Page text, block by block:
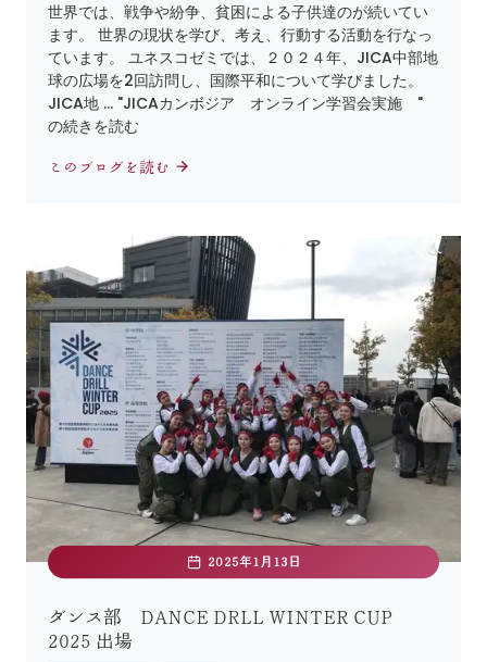
世界では、戦争や紛争、貧困による子供達のが続いてい
ます。 世界の現状を学び、考え、行動する活動を行なっ
ています。 ユネスコゼミでは、２０２４年、JICA中部地
球の広場を2回訪問し、国際平和について学びました。
JICA地 … "JICAカンボジア オンライン学習会実施 "
の続きを読む
このブログを読む
2025年1月13日
ダンス部 DANCE DRLL WINTER CUP
2025 出場